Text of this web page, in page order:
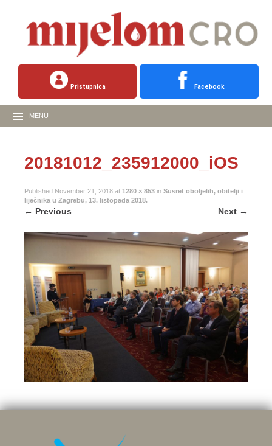
Pristupnica Facebook
MENU
20181012_235912000_iOS
Published November 21, 2018 at 1280 × 853 in Susret oboljelih, obitelji i
liječnika u Zagrebu, 13. listopada 2018.
← Previous Next →